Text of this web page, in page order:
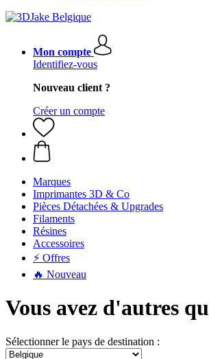
Mon compte
Identifiez-vous
Nouveau client ?
Créer un compte
Marques
Imprimantes 3D & Co
Pièces Détachées & Upgrades
Filaments
Résines
Accessoires
⚡ Offres
🔥 Nouveau
Vous avez d'autres
Sélectionner le pays de destination :